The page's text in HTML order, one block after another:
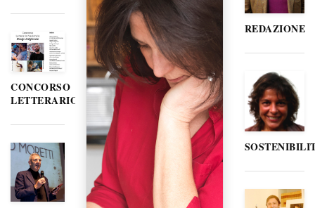
CONCORSO
LETTERARIO
REDAZIONE